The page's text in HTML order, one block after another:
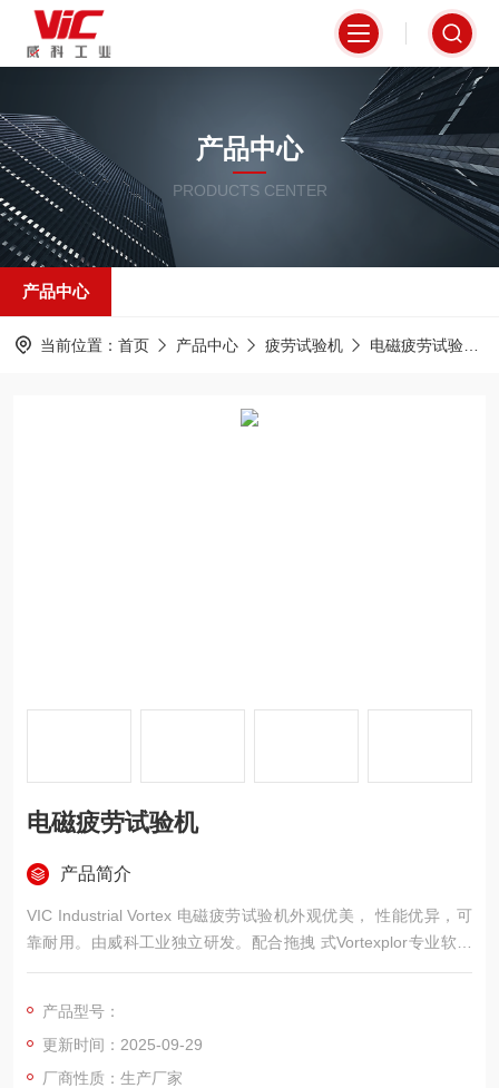
产品中心
PRODUCTS CENTER
产品中心
当前位置： 首页 产品中心 疲劳试验机 电磁疲劳试验机
电磁疲劳试验机
产品简介
VIC Industrial Vortex 电磁疲劳试验机外观优美， 性能优异，可
靠耐用。由威科工业独立研发。配合拖拽 式Vortexplor专业软件
和灵活 多变的工装夹具，能够适应复杂的应用测试场景并提供 准
产品型号：
更新时间：2025-09-29
厂商性质：生产厂家